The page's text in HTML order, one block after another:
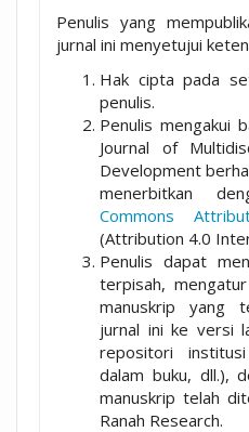
Penulis yang
jurnal ini menyetujui
Hak cipta pada
penulis.
Penulis mengakui
Journal of
Development
menerbitkan
Commons
(Attribution 4.0
Penulis dapat
terpisah,
manuskrip yang
jurnal ini ke versi
repositori
dalam buku, dll.),
manuskrip telah
Ranah Research.